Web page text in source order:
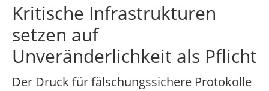
Kritische Infrastrukturen
setzen auf
Unveränderlichkeit als Pflicht
Der Druck für fälschungssichere Protokolle